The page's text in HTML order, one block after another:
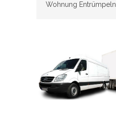
Wohnung Entrümpeln